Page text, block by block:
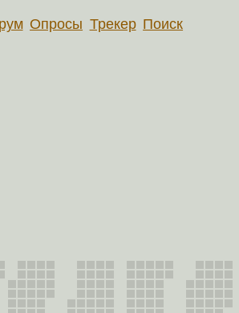
Опросы Трекер Поиск